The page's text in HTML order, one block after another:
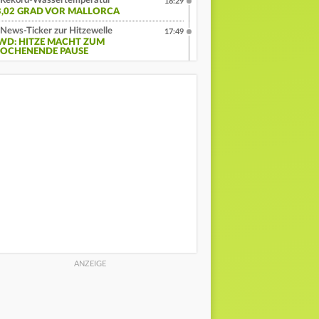
GRAD VOR MALLORCA
News-Ticker zur Hitzewelle
HITZE MACHT ZUM
PAUSE
17:49